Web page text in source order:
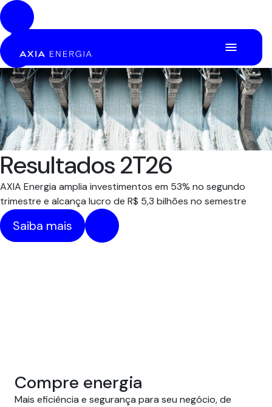
Pular para o Conteúdo principal
Resultados 2T26
AXIA Energia amplia investimentos em 53% no segundo
trimestre e alcança lucro de R$ 5,3 bilhões no semestre
Saiba mais
Compre energia
Mais eficiência e segurança para seu negócio, de